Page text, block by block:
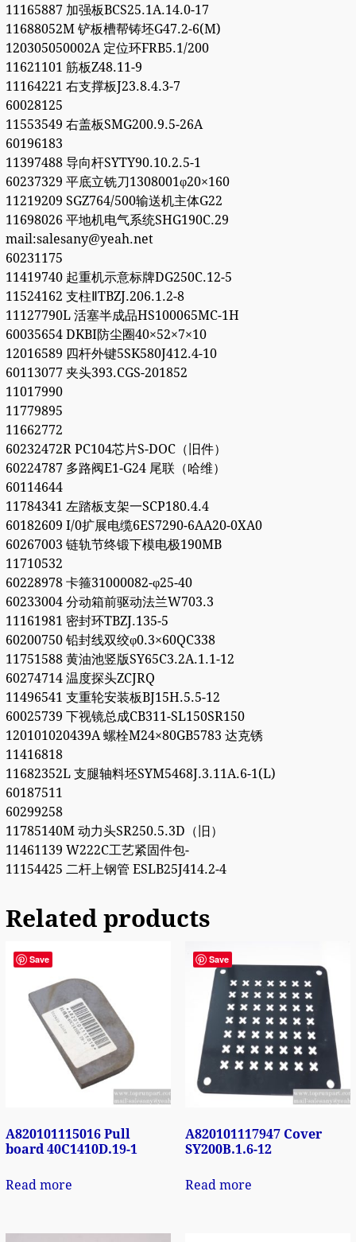
11165887 加强板BCS25.1A.14.0-17
11688052M 铲板槽帮铸坯G47.2-6(M)
120305050002A 定位环FRB5.1/200
11621101 筋板Z48.11-9
11164221 右支撑板J23.8.4.3-7
60028125
11553549 右盖板SMG200.9.5-26A
60196183
11397488 导向杆SYTY90.10.2.5-1
60237329 平底立铣刀1308001φ20×160
11219209 SGZ764/500输送机主体G22
11698026 平地机电气系统SHG190C.29
mail:salesany@yeah.net
60231175
11419740 起重机示意标牌DG250C.12-5
11524162 支柱ⅡTBZJ.206.1.2-8
11127790L 活塞半成品HS100065MC-1H
60035654 DKBI防尘圈40×52×7×10
12016589 四杆外键5SK580J412.4-10
60113077 夹头393.CGS-201852
11017990
11779895
11662772
60232472R PC104芯片S-DOC（旧件）
60224787 多路阀E1-G24 尾联（哈维）
60114644
11784341 左踏板支架一SCP180.4.4
60182609 I/0扩展电缆6ES7290-6AA20-0XA0
60267003 链轨节终锻下模电极190MB
11710532
60228978 卡箍31000082-φ25-40
60233004 分动箱前驱动法兰W703.3
11161981 密封环TBZJ.135-5
60200750 铅封线双绞φ0.3×60QC338
11751588 黄油池竖版SY65C3.2A.1.1-12
60274714 温度探头ZCJRQ
11496541 支重轮安装板BJ15H.5.5-12
60025739 下视镜总成CB311-SL150SR150
120101020439A 螺栓M24×80GB5783 达克锈
11416818
11682352L 支腿轴料坯SYM5468J.3.11A.6-1(L)
60187511
60299258
11785140M 动力头SR250.5.3D（旧）
11461139 W222C工艺紧固件包-
11154425 二杆上钢管 ESLB25J414.2-4
Related products
Save
A820101115016 Pull
board 40C1410D.19-1
Read more
Save
A820101117947 Cover
SY200B.1.6-12
Read more